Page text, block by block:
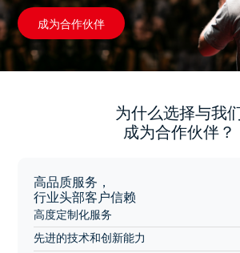
成为合作伙伴
为什么选择与我
成为合作伙伴？
高品质服务，
行业头部客户信赖
高度定制化服务
先进的技术和创新能力